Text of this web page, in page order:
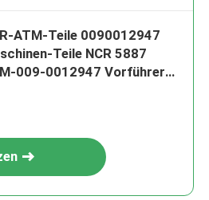
ATM-Teile 0090012947
Teile NCR 5887
009-0012947 Vorführer